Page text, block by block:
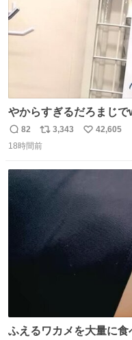
やからすぎるだろまじで
返
信
82
リ
ポ
3,343
い
42,605
18時間前
ふえるワカメを大量に